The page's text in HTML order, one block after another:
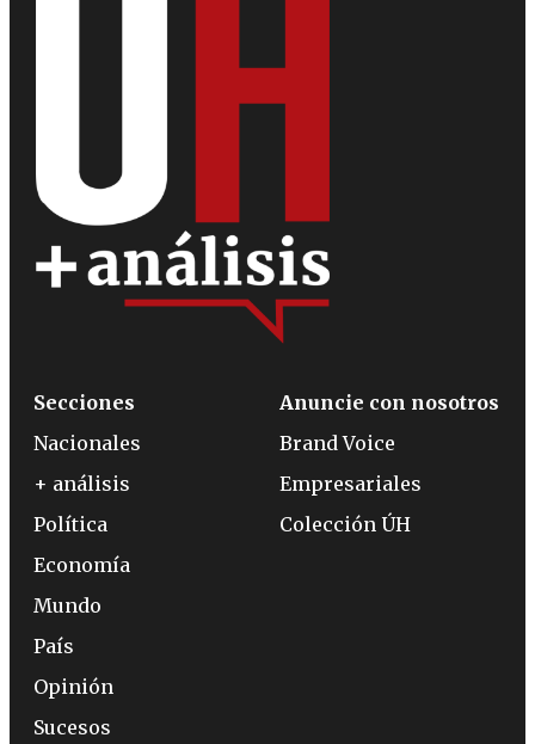
Secciones
Nacionales
+ análisis
Política
Economía
Mundo
País
Opinión
Sucesos
Anuncie con nosotros
Brand Voice
Empresariales
Colección ÚH